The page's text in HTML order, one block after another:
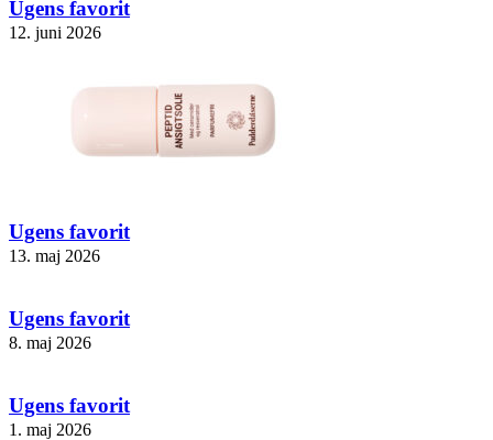
Ugens favorit
12. juni 2026
Ugens favorit
13. maj 2026
Ugens favorit
8. maj 2026
Ugens favorit
1. maj 2026